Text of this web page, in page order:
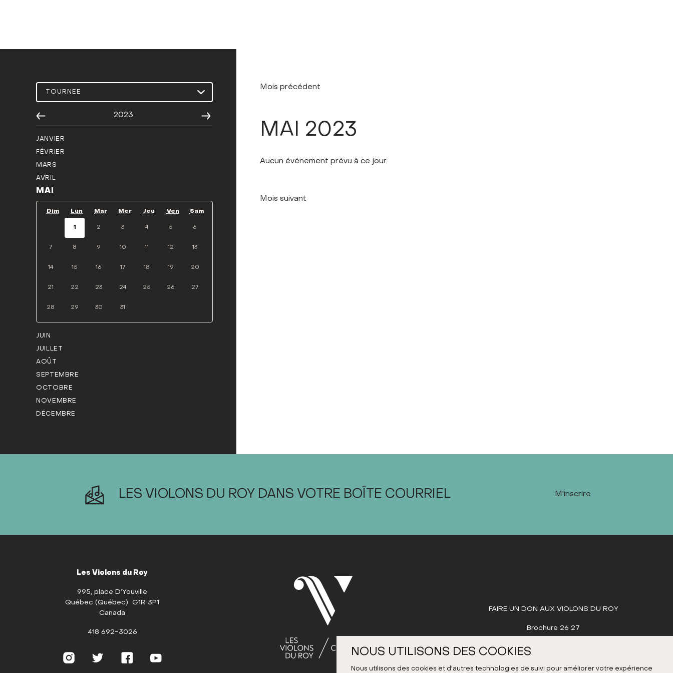
NOUS UTILISONS DES COOKIES
Nous utilisons des cookies et d'autres technologies de suivi pour améliorer votre expérience
2023
JANVIER
FÉVRIER
MARS
AVRIL
MAI
Dim Lun Mar Mer Jeu Ven Sam
1 2 3 4 5 6
7 8 9 10 11 12 13
14 15 16 17 18 19 20
21 22 23 24 25 26 27
28 29 30 31
JUIN
JUILLET
AOÛT
SEPTEMBRE
OCTOBRE
NOVEMBRE
DÉCEMBRE
Mois précédent
MAI 2023
Aucun événement prévu à ce jour.
Mois suivant
LES VIOLONS DU ROY DANS VOTRE BOÎTE COURRIEL M'inscrire
FAIRE UN DON AUX VIOLONS DU ROY
Brochure 26 27
Les Violons du Roy
995, place D’Youville
Québec (Québec) G1R 3P1
Canada
418 692-3026
InstagramTwitterFacebookYoutube